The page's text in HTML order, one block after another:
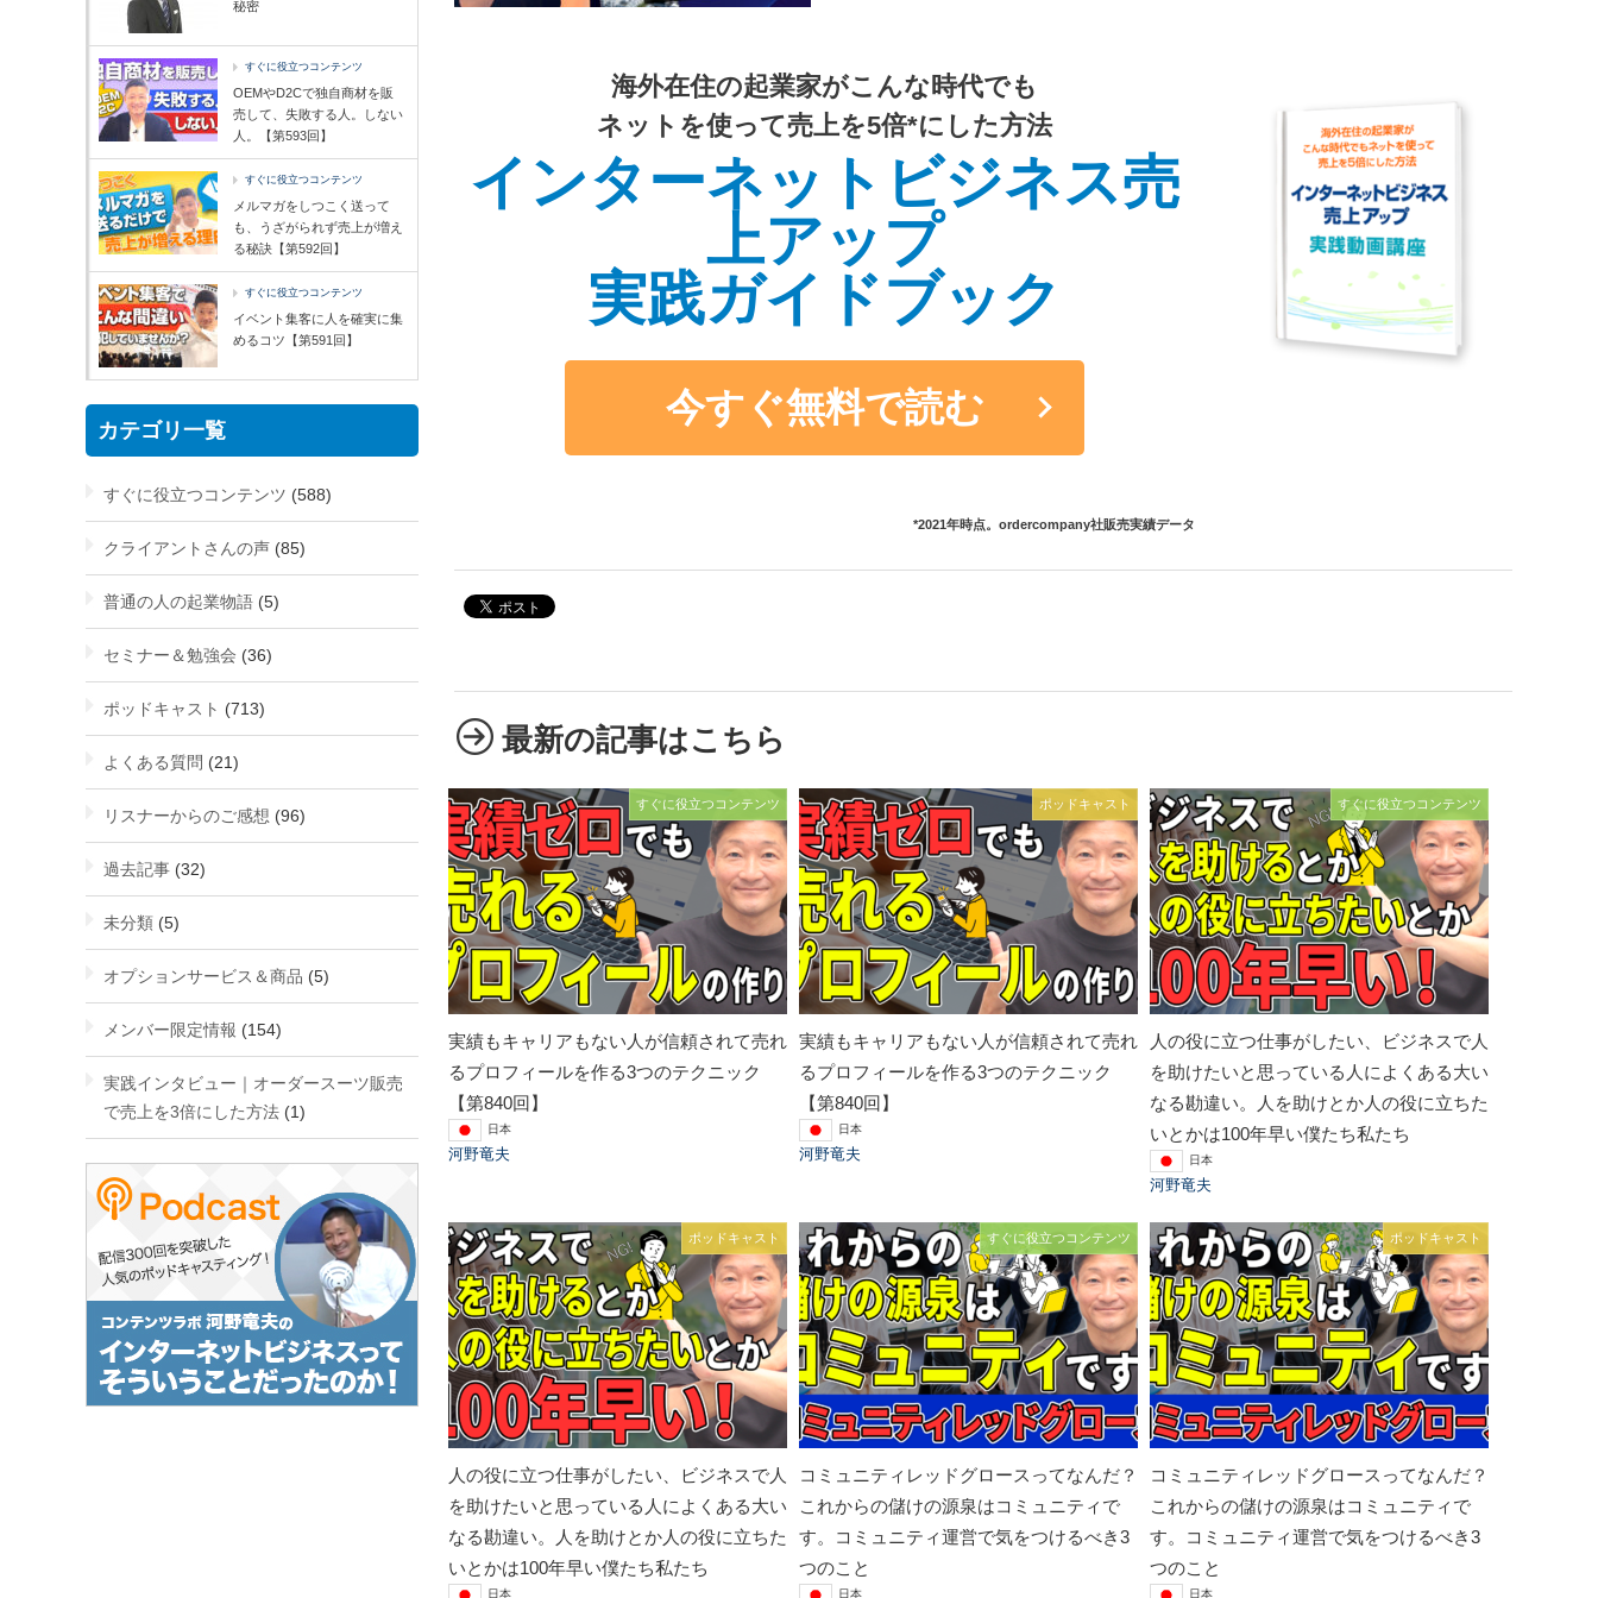
海外在住の起業家がこんな時代でも
ネットを使って売上を5倍*にした方法
インターネットビジネス売
上アップ
実践ガイドブック
今すぐ無料で読む
*2021年時点。ordercompany社販売実績データ
最新の記事はこちら
すぐに役立つコンテンツ
実績もキャリアもない人が信頼されて売れ
るプロフィールを作る3つのテクニック
【第840回】
日本
河野竜夫
ポッドキャスト
実績もキャリアもない人が信頼されて売れ
るプロフィールを作る3つのテクニック
【第840回】
日本
河野竜夫
すぐに役立つコンテンツ
人の役に立つ仕事がしたい、ビジネスで人
を助けたいと思っている人によくある大い
なる勘違い。人を助けとか人の役に立ちた
いとかは100年早い僕たち私たち
日本
河野竜夫
ポッドキャスト
人の役に立つ仕事がしたい、ビジネスで人
を助けたいと思っている人によくある大い
なる勘違い。人を助けとか人の役に立ちた
いとかは100年早い僕たち私たち
日本
すぐに役立つコンテンツ
コミュニティレッドグロースってなんだ？
これからの儲けの源泉はコミュニティで
す。コミュニティ運営で気をつけるべき3
つのこと
日本
ポッドキャスト
コミュニティレッドグロースってなんだ？
これからの儲けの源泉はコミュニティで
す。コミュニティ運営で気をつけるべき3
つのこと
日本
秘密
すぐに役立つコンテンツ
OEMやD2Cで独自商材を販
売して、失敗する人。しない
人。【第593回】
すぐに役立つコンテンツ
メルマガをしつこく送って
も、うざがられず売上が増え
る秘訣【第592回】
すぐに役立つコンテンツ
イベント集客に人を確実に集
めるコツ【第591回】
カテゴリ一覧
すぐに役立つコンテンツ (588)
クライアントさんの声 (85)
普通の人の起業物語 (5)
セミナー＆勉強会 (36)
ポッドキャスト (713)
よくある質問 (21)
リスナーからのご感想 (96)
過去記事 (32)
未分類 (5)
オプションサービス＆商品 (5)
メンバー限定情報 (154)
実践インタビュー｜オーダースーツ販売
で売上を3倍にした方法 (1)